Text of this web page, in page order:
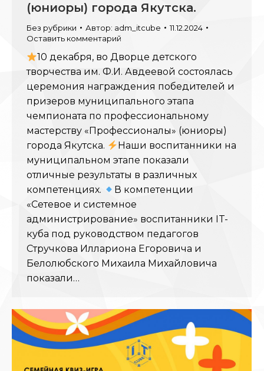
(юниоры) города Якутска.
Без рубрики Автор: adm_itcube
11.12.2024
Оставить комментарий
10 декабря, во Дворце детского
творчества им. Ф.И. Авдеевой состоялась
церемония награждения победителей и
призеров муниципального этапа
чемпионата по профессиональному
мастерству «Профессионалы» (юниоры)
города Якутска.
Наши воспитанники на
муниципальном этапе показали
отличные результаты в различных
компетенциях.
В компетенции
«Сетевое и системное
администрирование» воспитанники IT-
куба под руководством педагогов
Стручкова Иллариона Егоровича и
Белолюбского Михаила Михайловича
показали…